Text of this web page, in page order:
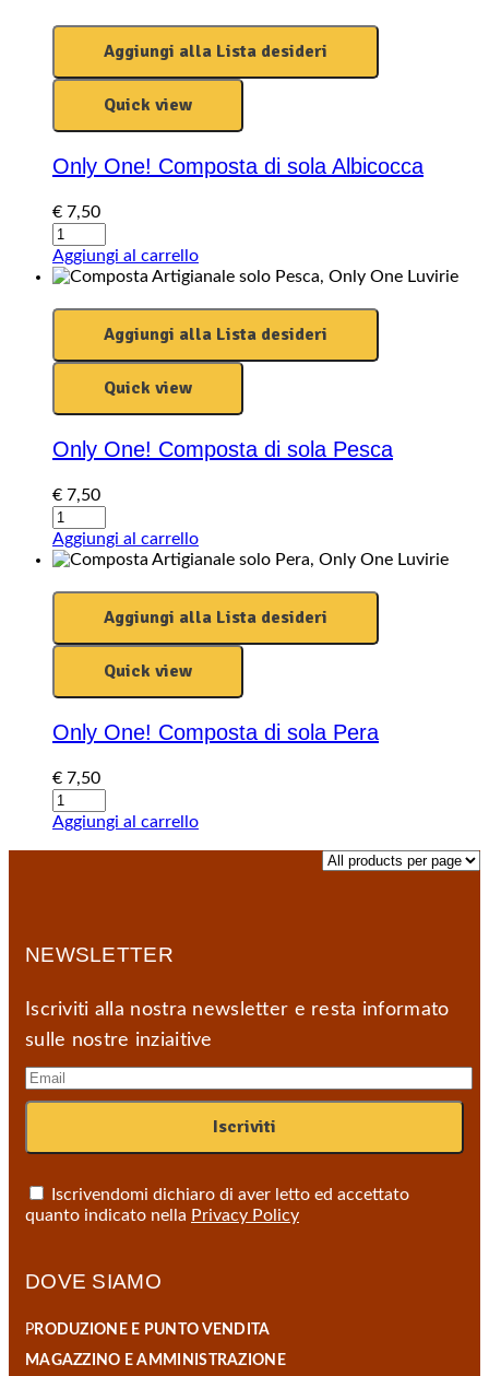
Fragola
quantityAggiungi alla Lista desideri
Quick view
Only One! Composta di sola Albicocca
€ 7,50
Only
One!
Composta
sola
Albicocca
quantity
Aggiungi al carrello
Aggiungi alla Lista desideri
Quick view
Only One! Composta di sola Pesca
€ 7,50
Only
One!
Composta
sola
quantity
Aggiungi al carrello
Aggiungi alla Lista desideri
Quick view
Only One! Composta di sola Pera
€ 7,50
Only
One!
Aggiungi al carrello
NEWSLETTER
Iscriviti alla nostra newsletter e resta informato
sulle nostre inziaitive
Iscrivendomi dichiaro di aver letto ed accettato
quanto indicato nella Privacy Policy
DOVE SIAMO
P RODUZIONE E PUNTO VENDITA
MAGAZZINO E AMMINISTRAZIONE